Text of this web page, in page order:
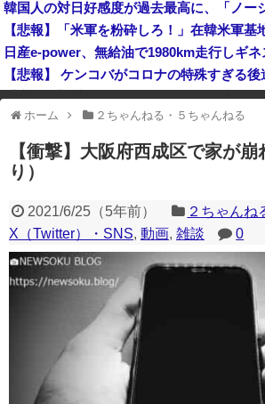
一部のコンテンツが表示されなくなったり、サイ
たりする場合があります。
ホーム ２ちゃんねる・５ちゃんねる
【衝撃】大阪府西成区で家が
り）
2021/6/25（5年前） ２ちゃんね
X（Twitter）・SNS, 動画, 雑談 0